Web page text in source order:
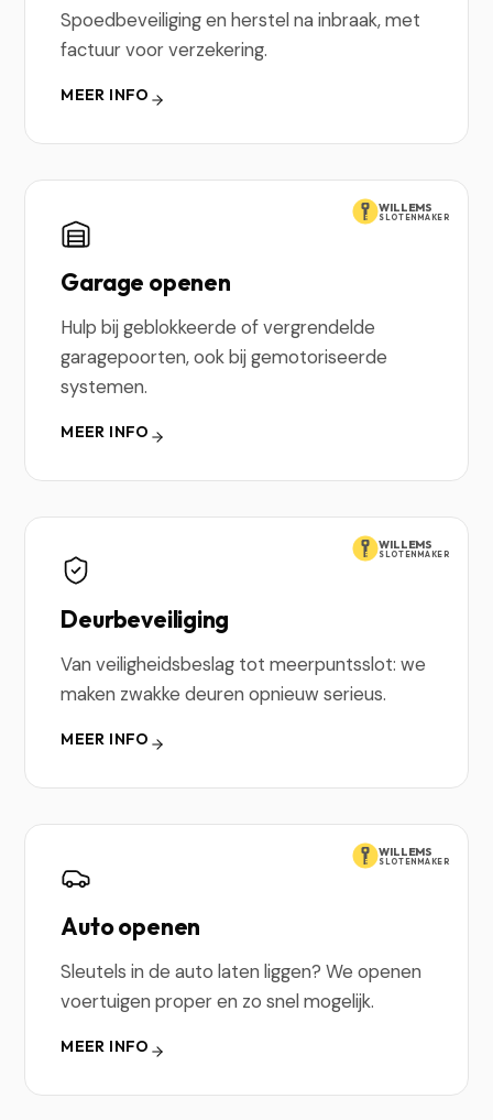
Spoedbeveiliging en herstel na inbraak, met
factuur voor verzekering.
MEER INFO
WILLEMS
SLOTENMAKER
Garage openen
Hulp bij geblokkeerde of vergrendelde
garagepoorten, ook bij gemotoriseerde
systemen.
MEER INFO
WILLEMS
SLOTENMAKER
Deurbeveiliging
Van veiligheidsbeslag tot meerpuntsslot: we
maken zwakke deuren opnieuw serieus.
MEER INFO
WILLEMS
SLOTENMAKER
Auto openen
Sleutels in de auto laten liggen? We openen
voertuigen proper en zo snel mogelijk.
MEER INFO